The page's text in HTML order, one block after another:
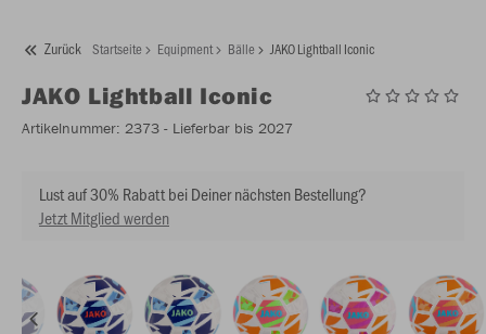
Zurück Startseite Equipment Bälle JAKO Lightball Iconic
JAKO Lightball Iconic
Artikelnummer: 2373 - Lieferbar bis 2027
Lust auf 30% Rabatt bei Deiner nächsten Bestellung?
Jetzt Mitglied werden